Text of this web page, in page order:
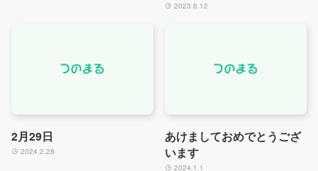
2023.6.12
2月29日
2024.2.28
あけましておめでとうござ
います
2024.1.1